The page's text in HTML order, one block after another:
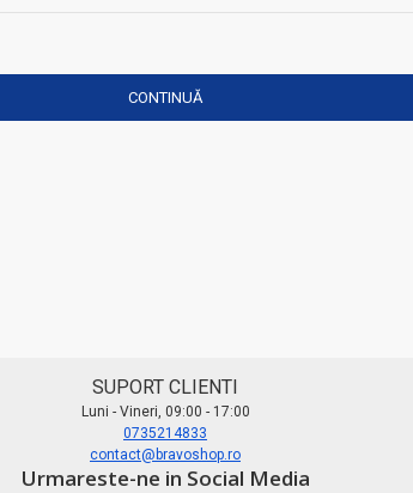
CONTINUĂ
SUPORT CLIENTI
Luni - Vineri, 09:00 - 17:00
0735214833
contact@bravoshop.ro
Urmareste-ne in Social Media